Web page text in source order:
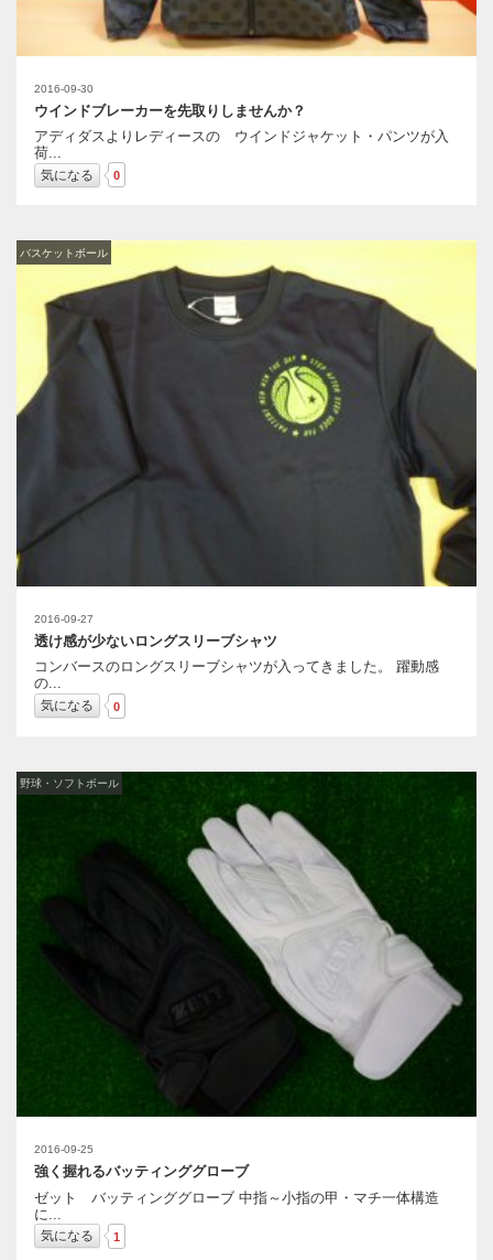
2016-09-30
ウインドブレーカーを先取りしませんか？
アディダスよりレディースの ウインドジャケット・パンツが入
荷...
気になる 0
2016-09-27
バスケットボール
透け感が少ないロングスリーブシャツ
コンバースのロングスリーブシャツが入ってきました。 躍動感
の...
気になる 0
2016-09-25
野球・ソフトボール
強く握れるバッティンググローブ
ゼット バッティンググローブ 中指～小指の甲・マチ一体構造
に...
気になる 1